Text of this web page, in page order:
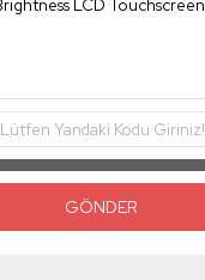
Lütfen Yandaki Kodu Giriniz!